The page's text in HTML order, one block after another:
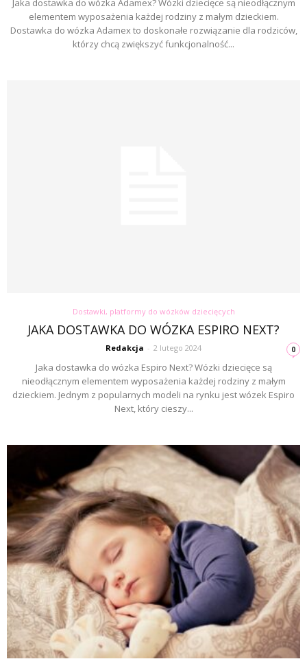
Jaka dostawka do wózka Adamex? Wózki dziecięce są nieodłącznym
elementem wyposażenia każdej rodziny z małym dzieckiem.
Dostawka do wózka Adamex to doskonałe rozwiązanie dla rodziców,
którzy chcą zwiększyć funkcjonalność...
Dostawki, platformy do wózków dziecięcych
JAKA DOSTAWKA DO WÓZKA ESPIRO NEXT?
Redakcja - 2 lutego 2024 0
Jaka dostawka do wózka Espiro Next? Wózki dziecięce są
nieodłącznym elementem wyposażenia każdej rodziny z małym
dzieckiem. Jednym z popularnych modeli na rynku jest wózek Espiro
Next, który cieszy...